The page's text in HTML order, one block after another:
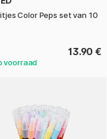
Color Peps set van 10
13.90 €